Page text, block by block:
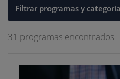
Filtrar programas y
31 programas encontrados